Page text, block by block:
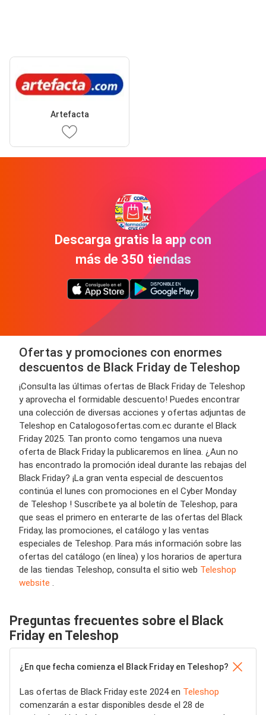
Artefacta
Descarga gratis la app con
más de 350 tiendas
Ofertas y promociones con enormes
descuentos de Black Friday de Teleshop
¡Consulta las últimas ofertas de Black Friday de Teleshop
y aprovecha el formidable descuento! Puedes encontrar
una colección de diversas acciones y ofertas adjuntas de
Teleshop en Catalogosofertas.com.ec durante el Black
Friday 2025. Tan pronto como tengamos una nueva
oferta de Black Friday la publicaremos en línea. ¿Aun no
has encontrado la promoción ideal durante las rebajas del
Black Friday? ¡La gran venta especial de descuentos
continúa el lunes con promociones en el Cyber Monday
de Teleshop ! Suscríbete ya al boletín de Teleshop, para
que seas el primero en enterarte de las ofertas del Black
Friday, las promociones, el catálogo y las ventas
especiales de Teleshop. Para más información sobre las
ofertas del catálogo (en línea) y los horarios de apertura
de las tiendas Teleshop, consulta el sitio web Teleshop
website .
Preguntas frecuentes sobre el Black
Friday en Teleshop
¿En que fecha comienza el Black Friday en Teleshop?
Las ofertas de Black Friday este 2024 en Teleshop
comenzarán a estar disponibles desde el 28 de